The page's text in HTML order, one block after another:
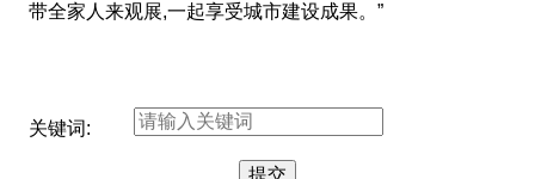
带全家人来观展,一起享受城市建设成果。”
关键词: